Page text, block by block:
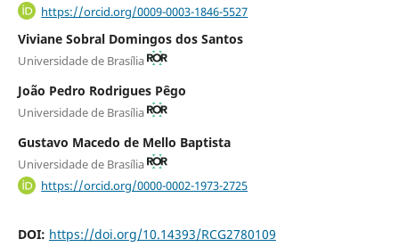
https://orcid.org/0009-0003-1846-5527
Viviane Sobral Domingos dos Santos
Universidade de Brasília
João Pedro Rodrigues Pêgo
Universidade de Brasília
Gustavo Macedo de Mello Baptista
Universidade de Brasília
https://orcid.org/0000-0002-1973-2725
DOI: https://doi.org/10.14393/RCG2780109